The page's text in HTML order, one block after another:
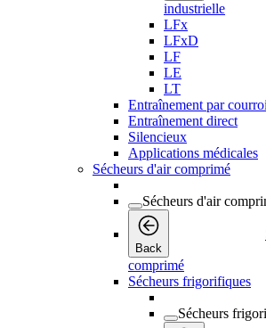
industrielle
LFx
LFxD
LF
LE
LT
Entraînement par
Entraînement direct
Silencieux
Applications médicales
Sécheurs d'air comprimé
Sécheurs d'air
Back
comprimé
Sécheurs frigorifiques
Sécheurs